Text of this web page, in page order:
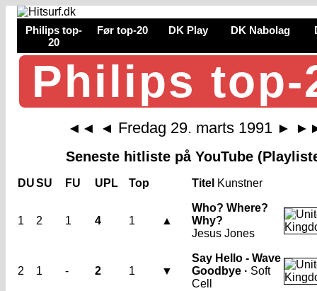
Philips top-
20
Før top-20 DK Play DK Nabolag
Philips top-
◄◄ ◄ Fredag 29. marts 1991 ►
Seneste hitliste på YouTube
DUSU FU UPL Top Titel Kunstner
1 2 1 4 1 ▲
Who? Where?
Why?
Jesus Jones
2 1 - 2 1 ▼
Say Hello - Wave
Goodbye · Soft
Cell